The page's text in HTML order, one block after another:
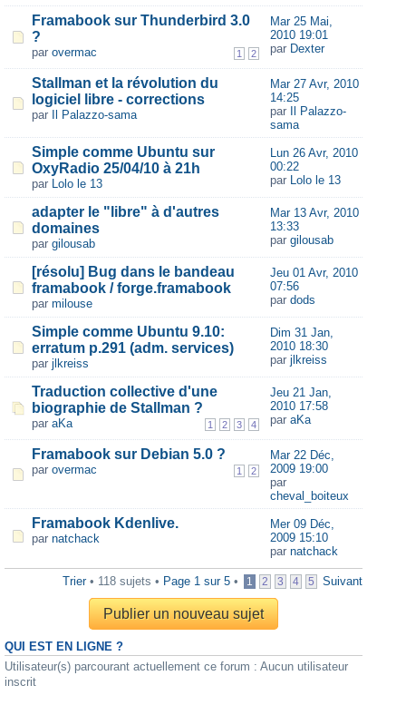
Framabook sur Thunderbird 3.0
?
1 2
par overmac
Mar 25 Mai,
2010 19:01
par Dexter
Stallman et la révolution du
logiciel libre - corrections
par Il Palazzo-sama
Mar 27 Avr, 2010
14:25
par
Il Palazzo-
sama
Simple comme Ubuntu sur
OxyRadio 25/04/10 à 21h
par Lolo le 13
Lun 26 Avr, 2010
00:22
par Lolo le 13
adapter le "libre" à d'autres
domaines
par gilousab
Mar 13 Avr, 2010
13:33
par gilousab
[résolu] Bug dans le bandeau
framabook / forge.framabook
par milouse
Jeu 01 Avr, 2010
07:56
par dods
Simple comme Ubuntu 9.10:
erratum p.291 (adm. services)
par jlkreiss
Dim 31 Jan,
2010 18:30
par jlkreiss
Traduction collective d'une
biographie de Stallman ?
1 2 3 4
par aKa
Jeu 21 Jan,
2010 17:58
par aKa
Framabook sur Debian 5.0 ?
1 2
par overmac
Mar 22 Déc,
2009 19:00
par
cheval_boiteux
Framabook Kdenlive.
par natchack
Mer 09 Déc,
2009 15:10
par natchack
Trier• 118 sujets • Page 1 sur 5 • 1 2 3 4 5 Suivant
Publier un nouveau sujet
QUI EST EN LIGNE ?
Utilisateur(s) parcourant actuellement ce forum : Aucun utilisateur
inscrit